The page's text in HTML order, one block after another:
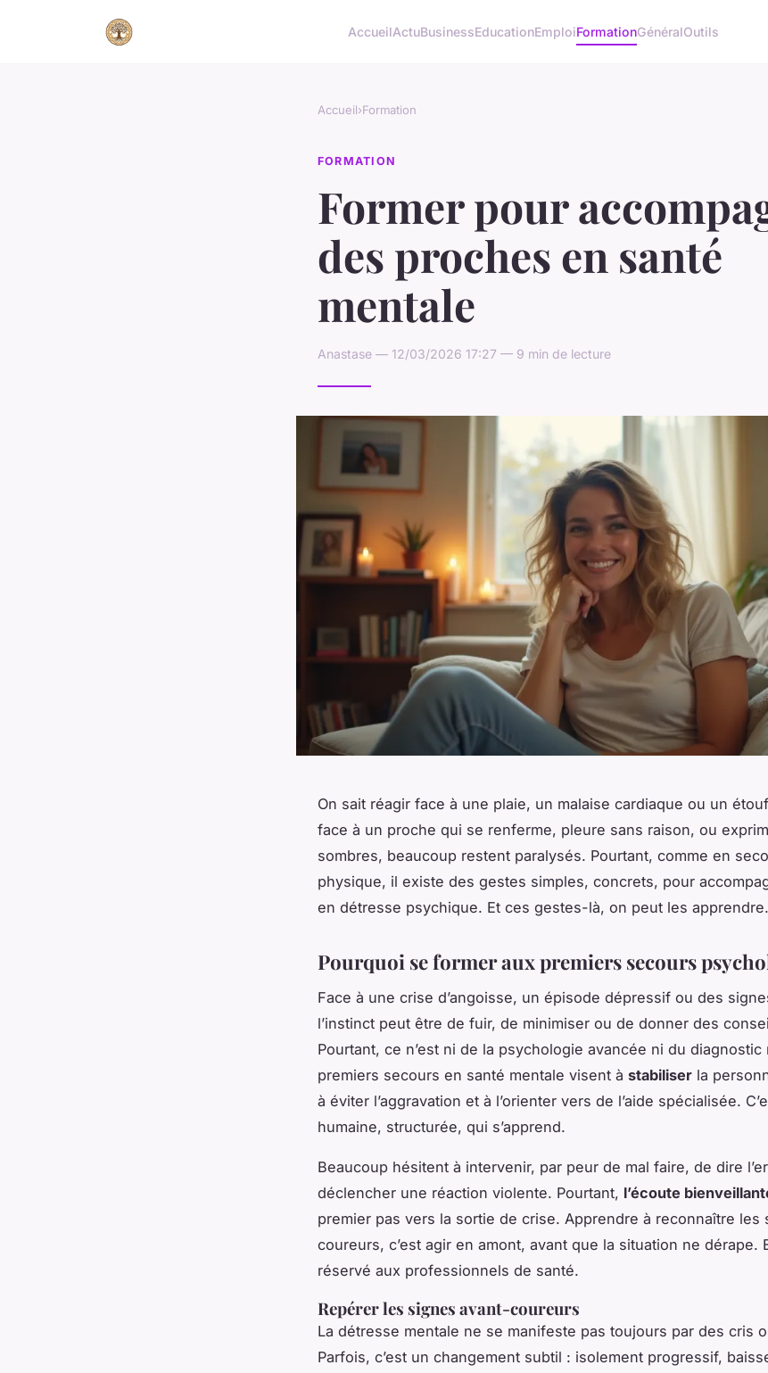
AccueilActuBusinessEducationEmploiFormationGénéralOutils
Accueil›Formation
FORMATION
Former pour
des proches en santé
mentale
Anastase — 12/03/2026 17:27 — 9 min de lecture
On sait réagir face à une plaie, un malaise cardiaque ou un
face à un proche qui se renferme, pleure sans raison, ou
sombres, beaucoup restent paralysés. Pourtant, comme en
physique, il existe des gestes simples, concrets, pour
en détresse psychique. Et ces gestes-là, on peut les apprendre.
Pourquoi se former aux premiers secours
Face à une crise d’angoisse, un épisode dépressif ou des
l’instinct peut être de fuir, de minimiser ou de donner des
Pourtant, ce n’est ni de la psychologie avancée ni du diagnostic
premiers secours en santé mentale visent à stabiliser la
à éviter l’aggravation et à l’orienter vers de l’aide spécialisée.
humaine, structurée, qui s’apprend.
Beaucoup hésitent à intervenir, par peur de mal faire, de dire
déclencher une réaction violente. Pourtant, l’écoute
premier pas vers la sortie de crise. Apprendre à reconnaître les
coureurs, c’est agir en amont, avant que la situation ne dérape.
réservé aux professionnels de santé.
Repérer les signes avant-coureurs
La détresse mentale ne se manifeste pas toujours par des cris
Parfois, c’est un changement subtil : isolement progressif,